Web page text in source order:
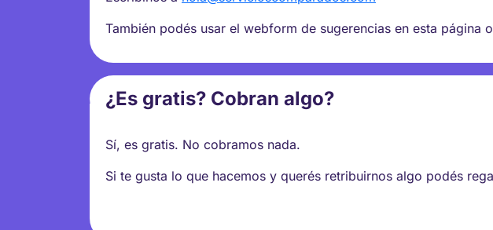
También podés usar el webform de sugerencias en esta página
¿Es gratis? Cobran algo?
Sí, es gratis. No cobramos nada.
Si te gusta lo que hacemos y querés retribuirnos algo podés